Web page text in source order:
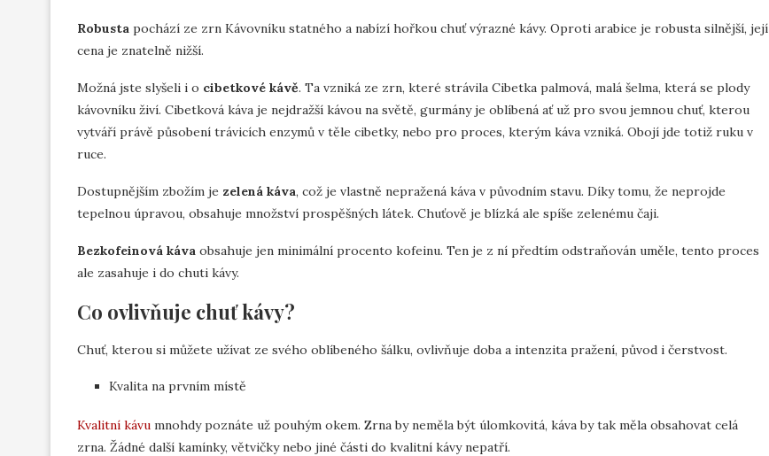
Robusta pochází ze zrn Kávovníku statného a nabízí hořkou chuť výrazné kávy. Oproti arabice je robusta silnější, její
cena je znatelně nižší.
Možná jste slyšeli i o cibetkové kávě. Ta vzniká ze zrn, které strávila Cibetka palmová, malá šelma, která se plody
kávovníku živí. Cibetková káva je nejdražší kávou na světě, gurmány je oblíbená ať už pro svou jemnou chuť, kterou
vytváří právě působení trávicích enzymů v těle cibetky, nebo pro proces, kterým káva vzniká. Obojí jde totiž ruku v
ruce.
Dostupnějším zbožím je zelená káva, což je vlastně nepražená káva v původním stavu. Díky tomu, že neprojde
tepelnou úpravou, obsahuje množství prospěšných látek. Chuťově je blízká ale spíše zelenému čaji.
Bezkofeinová káva obsahuje jen minimální procento kofeinu. Ten je z ní předtím odstraňován uměle, tento proces
ale zasahuje i do chuti kávy.
Co ovlivňuje chuť kávy?
Chuť, kterou si můžete užívat ze svého oblíbeného šálku, ovlivňuje doba a intenzita pražení, původ i čerstvost.
Kvalita na prvním místě
Kvalitní kávu mnohdy poznáte už pouhým okem. Zrna by neměla být úlomkovitá, káva by tak měla obsahovat celá
zrna. Žádné další kamínky, větvičky nebo jiné části do kvalitní kávy nepatří.